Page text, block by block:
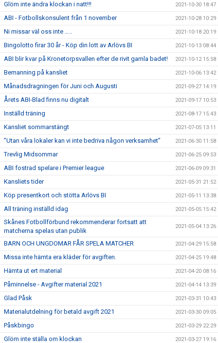
Glöm inte ändra klockan i natt!!! 2021-10-30 18:47
ABI - Fotbollskonsulent från 1 november 2021-10-28 10:29
Ni missar väl oss inte ….. 2021-10-18 20:19
Bingolotto firar 30 år - Köp din lott av Arlövs BI 2021-10-13 08:44
ABI blir kvar på Kronetorpsvallen efter de rivit gamla badet! 2021-10-12 15:58
Bemanning på kansliet 2021-10-06 13:42
Månadsdragningen för Juni och Augusti 2021-09-27 14:19
Årets ABI-Blad finns nu digitalt 2021-09-17 10:53
Inställd träning 2021-08-17 15:43
Kansliet sommarstängt 2021-07-05 13:11
”Utan våra lokaler kan vi inte bedriva någon verksamhet” 2021-06-30 11:58
Trevlig Midsommar 2021-06-25 09:53
ABI fostrad spelare i Premier league 2021-06-09 09:31
Kansliets tider 2021-05-31 21:52
Köp presentkort och stötta Arlövs BI 2021-05-11 13:38
All träning inställd idag 2021-05-05 15:42
Skånes Fotbollförbund rekommenderar fortsatt att
matcherna spelas utan publik
2021-05-04 13:26
BARN OCH UNGDOMAR FÅR SPELA MATCHER 2021-04-29 15:58
Missa inte hämta era kläder för avgiften. 2021-04-25 19:48
Hämta ut ert material 2021-04-20 08:16
Påminnelse - Avgifter material 2021 2021-04-14 13:39
Glad Påsk 2021-03-31 10:43
Materialutdelning för betald avgift 2021 2021-03-30 09:05
Påskbingo 2021-03-29 22:29
Glöm inte ställa om klockan 2021-03-27 19:16